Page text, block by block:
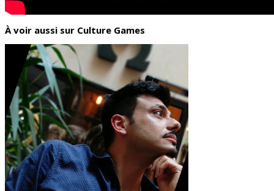
À voir aussi sur Culture Games